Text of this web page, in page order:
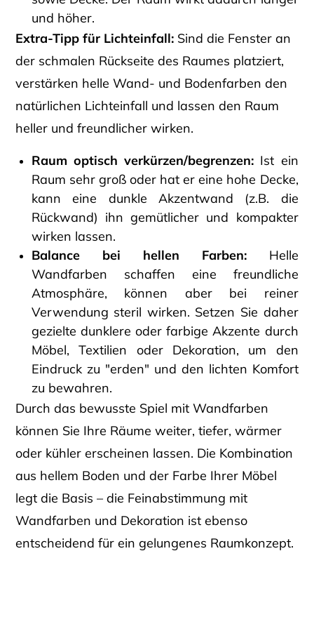
und höher.
Extra-Tipp für Lichteinfall: Sind die Fenster an
der schmalen Rückseite des Raumes platziert,
verstärken helle Wand- und Bodenfarben den
natürlichen Lichteinfall und lassen den Raum
heller und freundlicher wirken.
Raum optisch verkürzen/begrenzen: Ist ein
Raum sehr groß oder hat er eine hohe Decke,
kann eine dunkle Akzentwand (z.B. die
Rückwand) ihn gemütlicher und kompakter
wirken lassen.
Balance bei hellen Farben:Helle
Wandfarben schaffen eine freundliche
Atmosphäre, können aber bei reiner
Verwendung steril wirken. Setzen Sie daher
gezielte dunklere oder farbige Akzente durch
Möbel, Textilien oder Dekoration, um den
Eindruck zu "erden" und den lichten Komfort
zu bewahren.
Durch das bewusste Spiel mit Wandfarben
können Sie Ihre Räume weiter, tiefer, wärmer
oder kühler erscheinen lassen. Die Kombination
aus hellem Boden und der Farbe Ihrer Möbel
legt die Basis – die Feinabstimmung mit
Wandfarben und Dekoration ist ebenso
entscheidend für ein gelungenes Raumkonzept.